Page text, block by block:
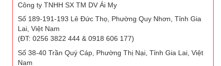
Công ty TNHH SX TM DV Ái My
Số 189-191-193 Lê Đức Thọ, Phường Quy Nhơn, Tỉnh Gia
Lai, Việt Nam
(ĐT: 0256 3822 444 & 0918 606 177)
Số 38-40 Trần Quý Cáp, Phường Thị Nại, Tỉnh Gia Lai, Việt
Nam